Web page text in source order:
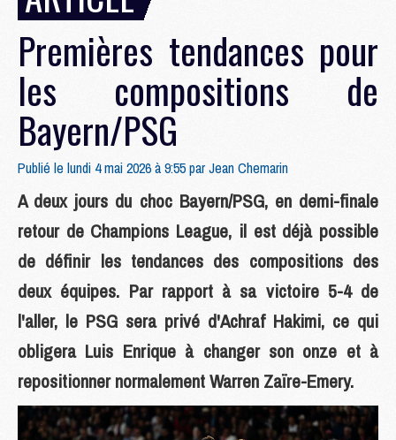
Premières tendances pour
les compositions de
Bayern/PSG
Publié le lundi 4 mai 2026 à 9:55 parJean Chemarin
A deux jours du choc Bayern/PSG, en demi-finale
retour de Champions League, il est déjà possible
de définir les tendances des compositions des
deux équipes. Par rapport à sa victoire 5-4 de
l'aller, le PSG sera privé d'Achraf Hakimi, ce qui
obligera Luis Enrique à changer son onze et à
repositionner normalement Warren Zaïre-Emery.